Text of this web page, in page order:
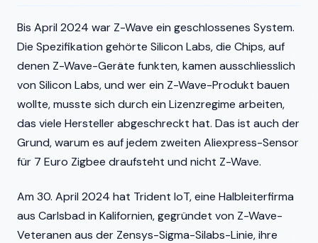
Bis April 2024 war Z-Wave ein geschlossenes System.
Die Spezifikation gehörte Silicon Labs, die Chips, auf
denen Z-Wave-Geräte funkten, kamen ausschliesslich
von Silicon Labs, und wer ein Z-Wave-Produkt bauen
wollte, musste sich durch ein Lizenzregime arbeiten,
das viele Hersteller abgeschreckt hat. Das ist auch der
Grund, warum es auf jedem zweiten Aliexpress-Sensor
für 7 Euro Zigbee draufsteht und nicht Z-Wave.
Am 30. April 2024 hat Trident IoT, eine Halbleiterfirma
aus Carlsbad in Kalifornien, gegründet von Z-Wave-
Veteranen aus der Zensys-Sigma-Silabs-Linie, ihre